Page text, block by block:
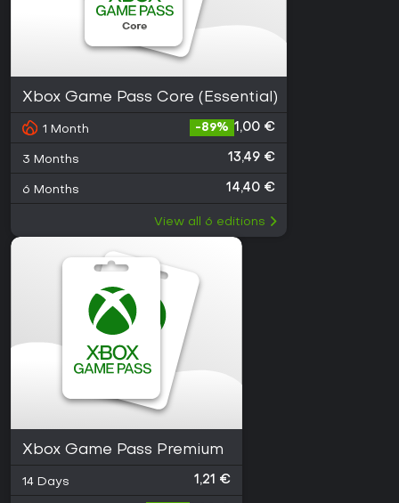
Xbox Game Pass Core (Essential)
1 Month -89% 1,00 €
3 Months 13,49 €
6 Months 14,40 €
View all 6 editions
Xbox Game Pass Premium
14 Days 1,21 €